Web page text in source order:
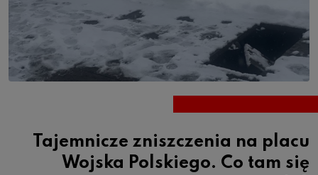
Tajemnicze zniszczenia na placu
Wojska Polskiego. Co tam się